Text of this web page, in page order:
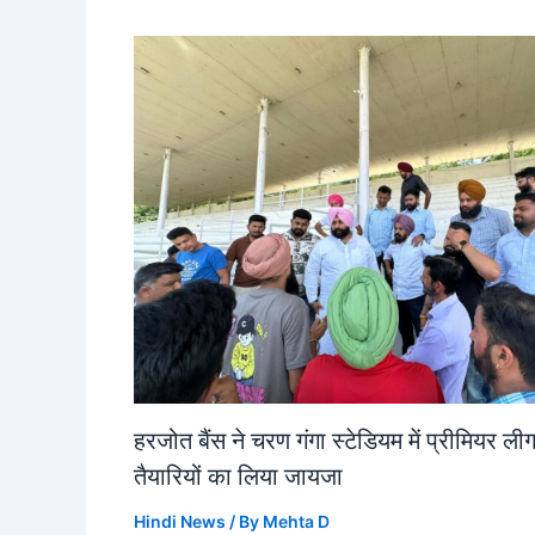
हरजोत बैंस ने चरण गंगा स्टेडियम में प्रीमियर
तैयारियों का लिया जायजा
Hindi News / By Mehta D